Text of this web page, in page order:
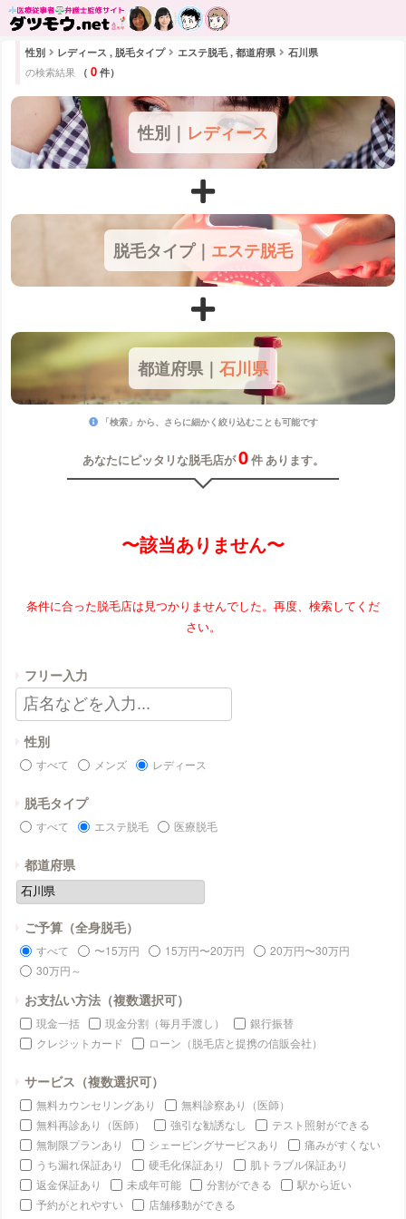
性別 レディース , 脱毛タイプ エステ脱毛 , 都道府県 石川県
の検索結果 （ 0件）
性別｜ レディース
脱毛タイプ｜ エステ脱毛
都道府県｜ 石川県
「検索」から、さらに細かく絞り込むことも可能です
あなたにピッタリな脱毛店が0件 あります。
〜該当ありません〜
条件に合った脱毛店は見つかりませんでした。再度、検索してくだ
さい。
フリー入力
性別
すべて メンズ レディース
脱毛タイプ
すべて エステ脱毛 医療脱毛
都道府県
ご予算（全身脱毛）
すべて 〜15万円 15万円〜20万円
20万円〜30万円
30万円～
お支払い方法（複数選択可）
現金一括 現金分割（毎月手渡し）
銀行振替
クレジットカード
ローン（脱毛店と提携の信販会社）
サービス（複数選択可）
無料カウンセリングあり
無料診察あり（医師）
無料再診あり（医師）
強引な勧誘なし
テスト照射ができる
無制限プランあり
シェービングサービスあり
痛みがすくない
うち漏れ保証あり
硬毛化保証あり
肌トラブル保証あり
返金保証あり
未成年可能 分割ができる
駅から近い
予約がとれやすい
店舗移動ができる